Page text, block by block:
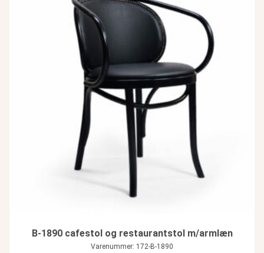
B-1890 cafestol og restaurantstol m/armlæn
Varenummer: 172-B-1890